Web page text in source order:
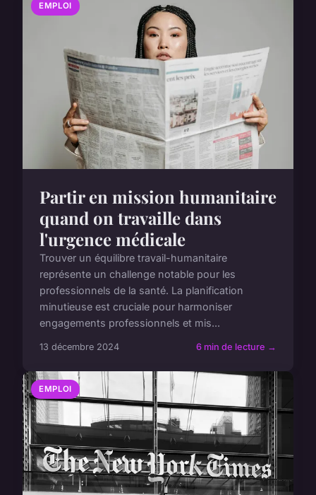
EMPLOI
Partir en mission humanitaire
quand on travaille dans
l'urgence médicale
Trouver un équilibre travail-humanitaire
représente un challenge notable pour les
professionnels de la santé. La planification
minutieuse est cruciale pour harmoniser
engagements professionnels et mis...
13 décembre 2024 6 min de lecture →
EMPLOI